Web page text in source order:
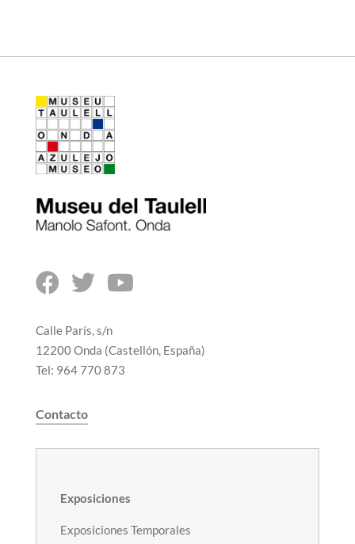
  
Calle París, s/n
12200 Onda (Castellón, España)
Tel: 964 770 873
Contacto
Exposiciones
Exposiciones Temporales